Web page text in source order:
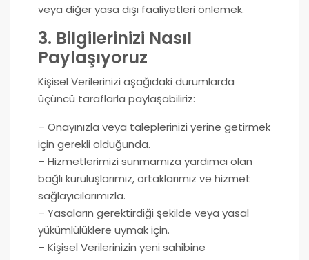
veya diğer yasa dışı faaliyetleri önlemek.
3. Bilgilerinizi Nasıl
Paylaşıyoruz
Kişisel Verilerinizi aşağıdaki durumlarda
üçüncü taraflarla paylaşabiliriz:
– Onayınızla veya taleplerinizi yerine getirmek
için gerekli olduğunda.
– Hizmetlerimizi sunmamıza yardımcı olan
bağlı kuruluşlarımız, ortaklarımız ve hizmet
sağlayıcılarımızla.
– Yasaların gerektirdiği şekilde veya yasal
yükümlülüklere uymak için.
– Kişisel Verilerinizin yeni sahibine